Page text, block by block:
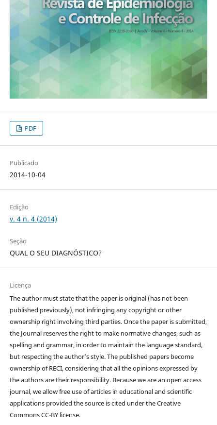
PDF
Publicado
2014-10-04
Edição
v. 4 n. 4 (2014)
Seção
QUAL O SEU DIAGNÓSTICO?
Licença
The author must state that the paper is original (has not been
published previously), not infringing any copyright or other
ownership right involving third parties. Once the paper is submitted,
the Journal reserves the right to make normative changes, such as
spelling and grammar, in order to maintain the language standard,
but respecting the author’s style. The published papers become
ownership of RECI, considering that all the opinions expressed by
the authors are their responsibility. Because we are an open access
journal, we allow free use of articles in educational and scientific
applications provided the source is cited under the Creative
Commons CC-BY license.